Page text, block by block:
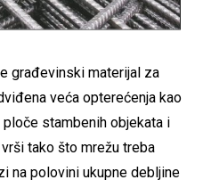
građevinski materijal za
veća opterećenja kao
stambenih objekata i
tako što mrežu treba
na polovini ukupne debljine